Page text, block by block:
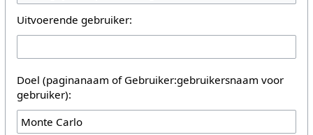
Uitvoerende gebruiker:
Doel (paginanaam of Gebruiker:gebruikersnaam voor
gebruiker):